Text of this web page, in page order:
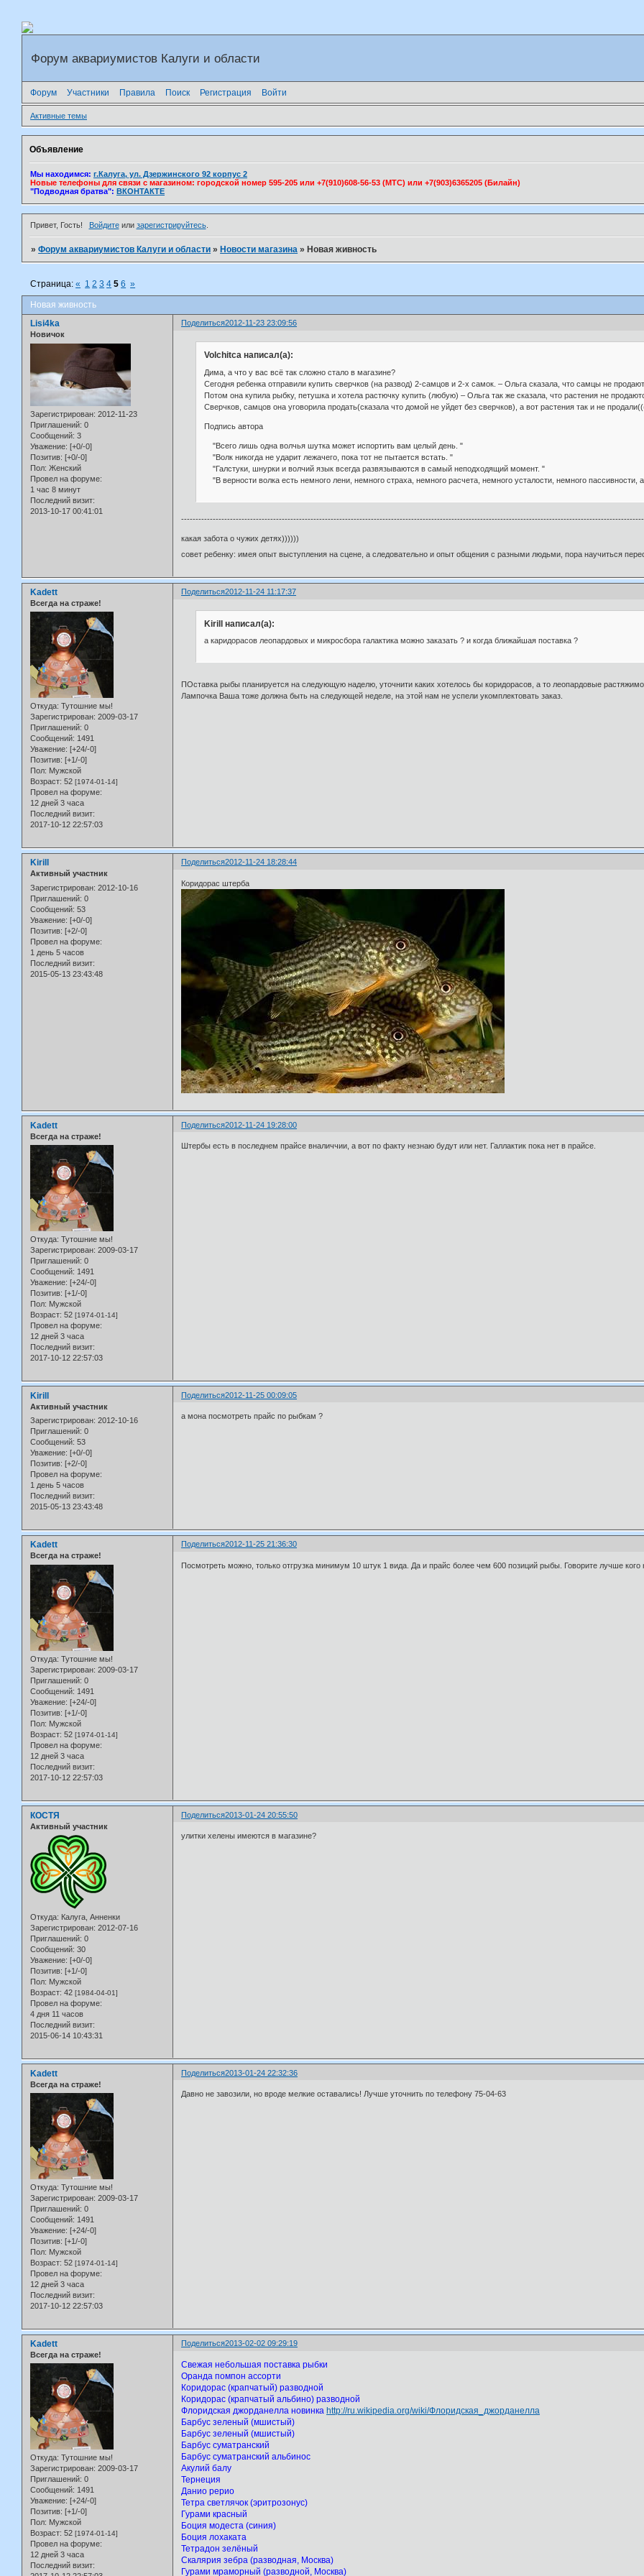
Форум аквариумистов Калуги и области
Форум Участники Правила Поиск Регистрация Войти
Активные темы
Объявление
Мы находимся: г.Калуга, ул. Дзержинского 92 корпус 2
Новые телефоны для связи с магазином: городской номер 595-205 или +7(910)608-56-53 (МТС) или +7(903)6365205 (Билайн)
"Подводная братва": ВКОНТАКТЕ
Привет, Гость! Войдитеили зарегистрируйтесь.
»Форум аквариумистов Калуги и области » Новости магазина » Новая живность
Новая живность
Страница:« 1 2 3 4 5 6 »
Поделиться2012-11-23 23:09:56
Lisi4ka
Новичок
Зарегистрирован: 2012-11-23
Приглашений: 0
Сообщений: 3
Уважение: [+0/-0]
Позитив: [+0/-0]
Пол: Женский
Провел на форуме:
1 час 8 минут
Последний визит:
2013-10-17 00:41:01
Volchitca написал(а):
Дима, а что у вас всё так сложно стало в магазине?
Сегодня ребенка отправили купить сверчков (на развод) 2-самцов и 2-х самок. – Ольга сказала, что самцы не
Потом она купила рыбку, петушка и хотела растючку купить (любую) – Ольга так же сказала, что растения не
Сверчков, самцов она уговорила продать(сказала что домой не уйдет без сверчков), а вот растения так и не
Подпись автора
"Всего лишь одна волчья шутка может испортить вам целый день. "
"Волк никогда не ударит лежачего, пока тот не пытается встать. "
"Галстуки, шнурки и волчий язык всегда развязываются в самый неподходящий момент. "
"В верности волка есть немного лени, немного страха, немного расчета, немного усталости, немного пассивности,
какая забота о чужих детях))))))
совет ребенку: имея опыт выступления на сцене, а следовательно и опыт общения с разными людьми, пора научиться
Поделиться2012-11-24 11:17:37
Kadett
Всегда на страже!
Откуда: Тутошние мы!
Зарегистрирован: 2009-03-17
Приглашений: 0
Сообщений: 1491
Уважение: [+24/-0]
Позитив: [+1/-0]
Пол: Мужской
Возраст: 52 [1974-01-14]
Провел на форуме:
12 дней 3 часа
Последний визит:
2017-10-12 22:57:03
Kirill написал(а):
а каридорасов леопардовых и микросбора галактика можно заказать ? и когда ближайшая поставка ?
ПОставка рыбы планируется на следующую наделю, уточнити каких хотелось бы коридорасов, а то леопардовые
Лампочка Ваша тоже должна быть на следующей неделе, на этой нам не успели укомплектовать заказ.
Поделиться2012-11-24 18:28:44
Kirill
Активный участник
Зарегистрирован: 2012-10-16
Приглашений: 0
Сообщений: 53
Уважение: [+0/-0]
Позитив: [+2/-0]
Провел на форуме:
1 день 5 часов
Последний визит:
2015-05-13 23:43:48
Коридорас штерба
Поделиться2012-11-24 19:28:00
Kadett
Всегда на страже!
Откуда: Тутошние мы!
Зарегистрирован: 2009-03-17
Приглашений: 0
Сообщений: 1491
Уважение: [+24/-0]
Позитив: [+1/-0]
Пол: Мужской
Возраст: 52 [1974-01-14]
Провел на форуме:
12 дней 3 часа
Последний визит:
2017-10-12 22:57:03
Штербы есть в последнем прайсе вналиччии, а вот по факту незнаю будут или нет. Галлактик пока нет в прайсе.
Поделиться2012-11-25 00:09:05
Kirill
Активный участник
Зарегистрирован: 2012-10-16
Приглашений: 0
Сообщений: 53
Уважение: [+0/-0]
Позитив: [+2/-0]
Провел на форуме:
1 день 5 часов
Последний визит:
2015-05-13 23:43:48
а мона посмотреть прайс по рыбкам ?
Поделиться2012-11-25 21:36:30
Kadett
Всегда на страже!
Откуда: Тутошние мы!
Зарегистрирован: 2009-03-17
Приглашений: 0
Сообщений: 1491
Уважение: [+24/-0]
Позитив: [+1/-0]
Пол: Мужской
Возраст: 52 [1974-01-14]
Провел на форуме:
12 дней 3 часа
Последний визит:
2017-10-12 22:57:03
Посмотреть можно, только отгрузка минимум 10 штук 1 вида. Да и прайс более чем 600 позиций рыбы. Говорите лучше кого
Поделиться2013-01-24 20:55:50
КОСТЯ
Активный участник
Откуда: Калуга, Анненки
Зарегистрирован: 2012-07-16
Приглашений: 0
Сообщений: 30
Уважение: [+0/-0]
Позитив: [+1/-0]
Пол: Мужской
Возраст: 42 [1984-04-01]
Провел на форуме:
4 дня 11 часов
Последний визит:
2015-06-14 10:43:31
улитки хелены имеются в магазине?
Поделиться2013-01-24 22:32:36
Kadett
Всегда на страже!
Откуда: Тутошние мы!
Зарегистрирован: 2009-03-17
Приглашений: 0
Сообщений: 1491
Уважение: [+24/-0]
Позитив: [+1/-0]
Пол: Мужской
Возраст: 52 [1974-01-14]
Провел на форуме:
12 дней 3 часа
Последний визит:
2017-10-12 22:57:03
Давно не завозили, но вроде мелкие оставались! Лучше уточнить по телефону 75-04-63
Поделиться2013-02-02 09:29:19
Kadett
Всегда на страже!
Откуда: Тутошние мы!
Зарегистрирован: 2009-03-17
Приглашений: 0
Сообщений: 1491
Уважение: [+24/-0]
Позитив: [+1/-0]
Пол: Мужской
Возраст: 52 [1974-01-14]
Провел на форуме:
12 дней 3 часа
Последний визит:
Свежая небольшая поставка рыбки
Оранда помпон ассорти
Коридорас (крапчатый) разводной
Коридорас (крапчатый альбино) разводной
Флоридская джорданелла новинкаhttp://ru.wikipedia.org/wiki/Флоридская_джорданелла
Барбус зеленый (мшистый)
Барбус зеленый (мшистый)
Барбус суматранский
Барбус суматранский альбинос
Акулий балу
Тернеция
Данио рерио
Тетра светлячок (эритрозонус)
Гурами красный
Боция модеста (синия)
Боция лохаката
Тетрадон зелёный
Скалярия зебра (разводная, Москва)
Гурами мраморный (разводной, Москва)